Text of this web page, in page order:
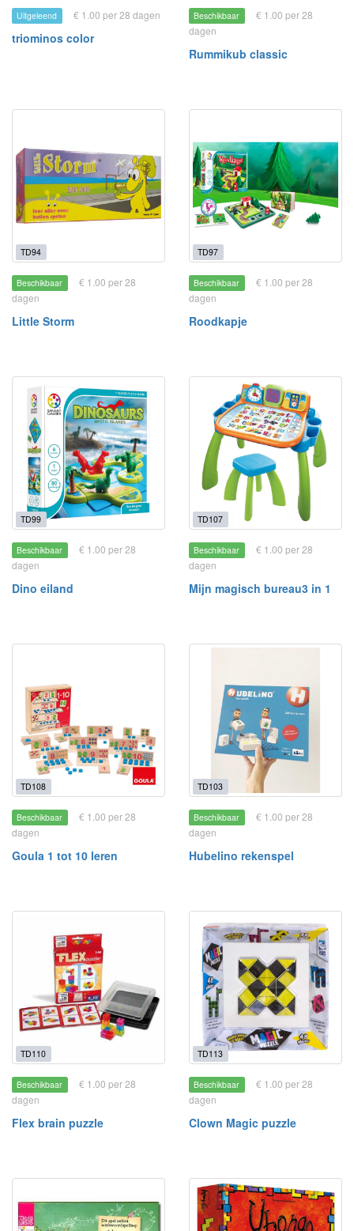
Uitgeleend € 1.00 per 28 dagen
triominos color
Beschikbaar
€ 1.00 per 28
dagen
Rummikub classic
TD94
Beschikbaar
€ 1.00 per 28
dagen
Little Storm
TD97
Beschikbaar
€ 1.00 per 28
dagen
Roodkapje
TD99
Beschikbaar
€ 1.00 per 28
dagen
Dino eiland
TD107
Beschikbaar
€ 1.00 per 28
dagen
Mijn magisch bureau3 in 1
TD108
Beschikbaar
€ 1.00 per 28
dagen
Goula 1 tot 10 leren
TD103
Beschikbaar
€ 1.00 per 28
dagen
Hubelino rekenspel
TD110
Beschikbaar
€ 1.00 per 28
dagen
Flex brain puzzle
TD113
Beschikbaar
€ 1.00 per 28
dagen
Clown Magic puzzle